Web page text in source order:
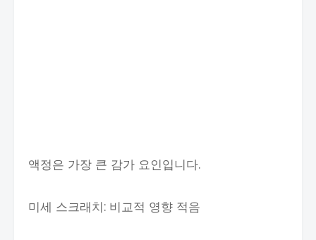
액정은 가장 큰 감가 요인입니다.
미세 스크래치: 비교적 영향 적음